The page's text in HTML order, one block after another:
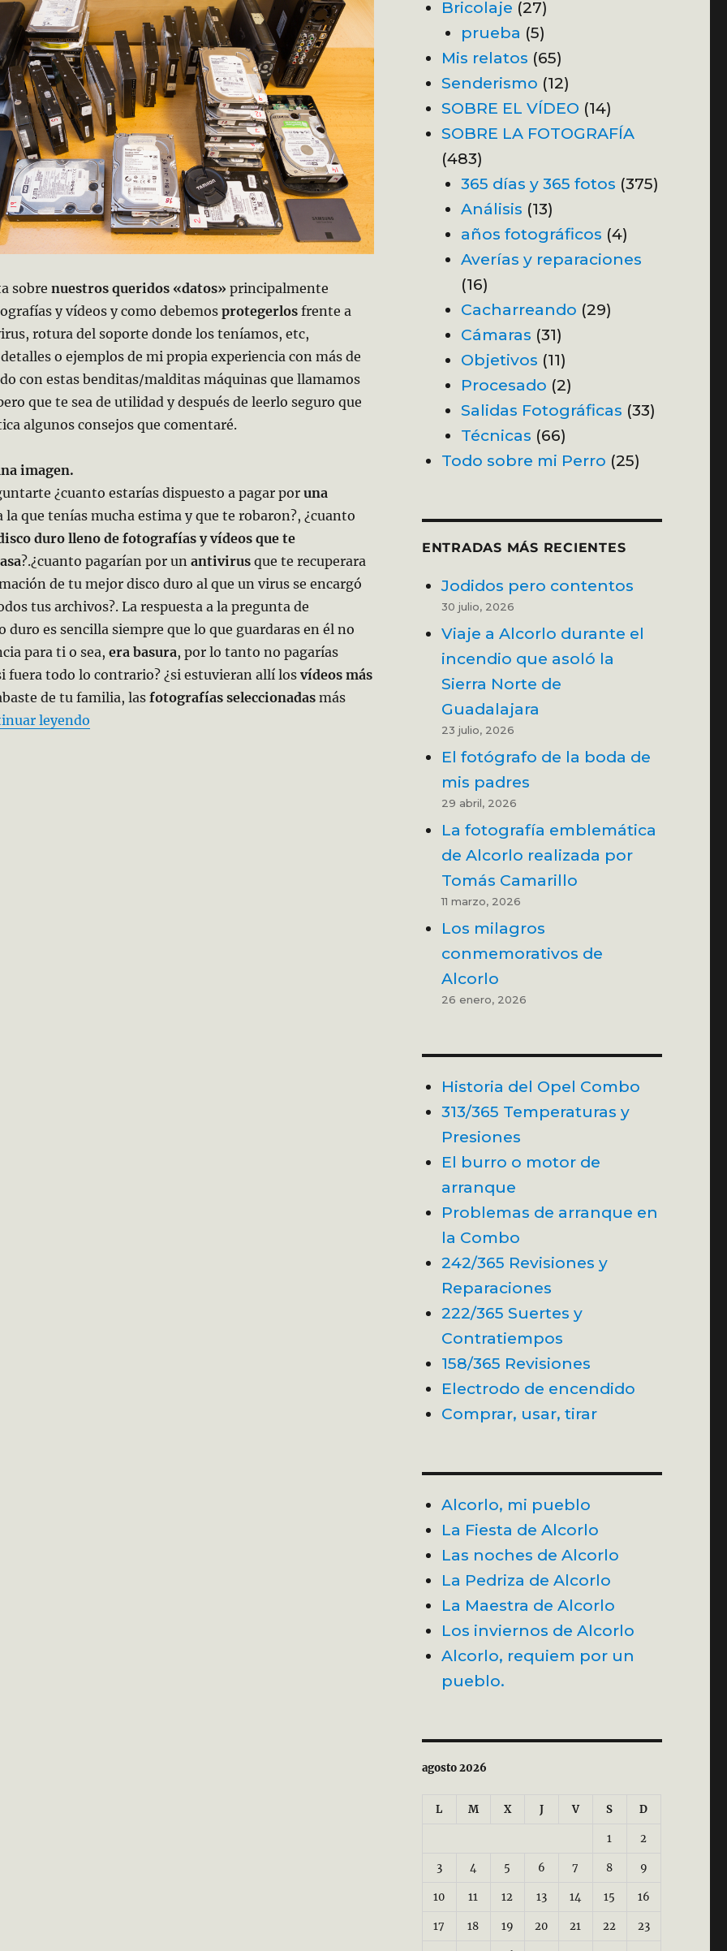
sobre nuestros queridos «datos» principalmente
y vídeos y como debemos protegerlosfrente a
rotura del soporte donde los teníamos, etc,
o ejemplos de mi propia experiencia con más de
con estas benditas/malditas máquinas que llamamos
que te sea de utilidad y después de leerlo seguro que
algunos consejos que comentaré.
imagen.
¿cuanto estarías dispuesto a pagar por una
la que tenías mucha estima y que te robaron?, ¿cuanto
duro lleno de fotografías y vídeos que te
?.¿cuanto pagarían por un antivirusque te recuperara
de tu mejor disco duro al que un virus se encargó
tus archivos?. La respuesta a la pregunta de
duro es sencilla siempre que lo que guardaras en él no
para ti o sea, era basura, por lo tanto no pagarías
fuera todo lo contrario? ¿si estuvieran allí los vídeos más
de tu familia, lasfotografías seleccionadasmás
leyendo«Se me perdió una foto»
Bricolaje (27)
prueba (5)
Mis relatos (65)
Senderismo (12)
SOBRE EL VÍDEO (14)
SOBRE LA FOTOGRAFÍA
(483)
365 días y 365 fotos (375)
Análisis (13)
años fotográficos (4)
Averías y reparaciones
(16)
Cacharreando (29)
Cámaras (31)
Objetivos (11)
Procesado (2)
Salidas Fotográficas (33)
Técnicas (66)
Todo sobre mi Perro (25)
ENTRADAS MÁS RECIENTES
Jodidos pero contentos
30 julio, 2026
Viaje a Alcorlo durante el
incendio que asoló la
Sierra Norte de
Guadalajara
23 julio, 2026
El fotógrafo de la boda de
mis padres
29 abril, 2026
La fotografía emblemática
de Alcorlo realizada por
Tomás Camarillo
11 marzo, 2026
Los milagros
conmemorativos de
Alcorlo
26 enero, 2026
Historia del Opel Combo
313/365 Temperaturas y
Presiones
El burro o motor de
arranque
Problemas de arranque en
la Combo
242/365 Revisiones y
Reparaciones
222/365 Suertes y
Contratiempos
158/365 Revisiones
Electrodo de encendido
Comprar, usar, tirar
Alcorlo, mi pueblo
La Fiesta de Alcorlo
Las noches de Alcorlo
La Pedriza de Alcorlo
La Maestra de Alcorlo
Los inviernos de Alcorlo
Alcorlo, requiem por un
pueblo.
agosto 2026
L M X J V S D
1 2
3 4 5 6 7 8 9
10 11 12 13 14 15 16
17 18 19 20 21 22 23